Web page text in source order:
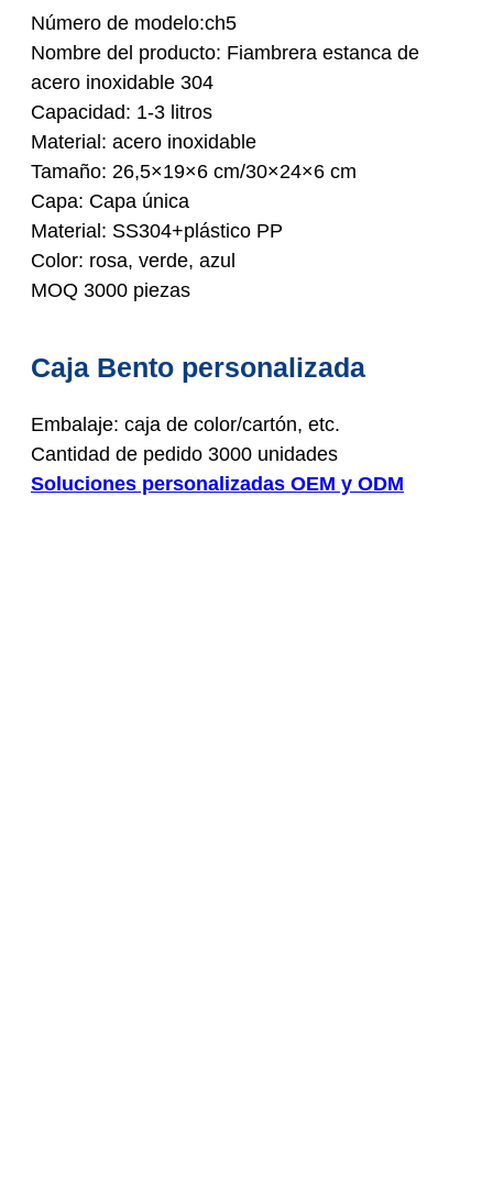
Número de modelo:ch5
Nombre del producto: Fiambrera estanca de
acero inoxidable 304
Capacidad: 1-3 litros
Material: acero inoxidable
Tamaño: 26,5×19×6 cm/30×24×6 cm
Capa: Capa única
Material: SS304+plástico PP
Color: rosa, verde, azul
MOQ 3000 piezas
Caja Bento personalizada
Embalaje: caja de color/cartón, etc.
Cantidad de pedido 3000 unidades
Soluciones personalizadas OEM y ODM